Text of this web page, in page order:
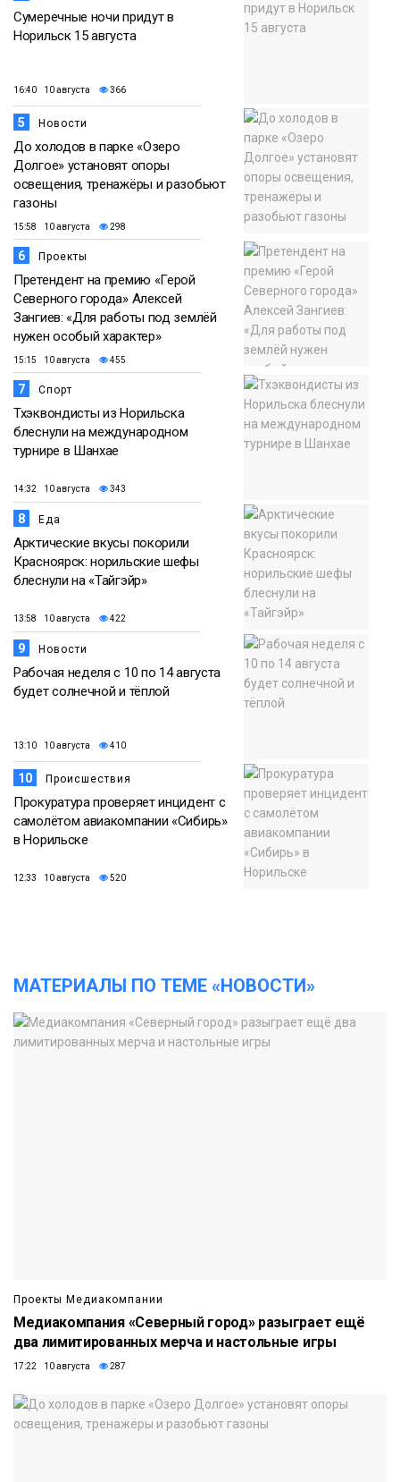
Сумеречные ночи придут в
Норильск 15 августа
16:40 10 августа 366
5 Новости
До холодов в парке «Озеро
Долгое» установят опоры
освещения, тренажёры и разобьют
газоны
15:58 10 августа 298
6 Проекты
Претендент на премию «Герой
Северного города» Алексей
Зангиев: «Для работы под землёй
нужен особый характер»
15:15 10 августа 455
7 Спорт
Тхэквондисты из Норильска
блеснули на международном
турнире в Шанхае
14:32 10 августа 343
8 Еда
Арктические вкусы покорили
Красноярск: норильские шефы
блеснули на «Тайгэйр»
13:58 10 августа 422
9 Новости
Рабочая неделя с 10 по 14 августа
будет солнечной и тёплой
13:10 10 августа 410
10 Происшествия
Прокуратура проверяет инцидент с
самолётом авиакомпании «Сибирь»
в Норильске
12:33 10 августа 520
МАТЕРИАЛЫ ПО ТЕМЕ «НОВОСТИ»
Проекты Медиакомпании
Медиакомпания «Северный город» разыграет ещё
два лимитированных мерча и настольные игры
17:22 10 августа 287